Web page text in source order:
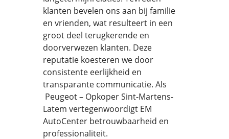
klanten bevelen ons aan bij familie
en vrienden, wat resulteert in een
groot deel terugkerende en
doorverwezen klanten. Deze
reputatie koesteren we door
consistente eerlijkheid en
transparante communicatie. Als
Peugeot – Opkoper Sint-Martens-
Latem vertegenwoordigt EM
AutoCenter betrouwbaarheid en
professionaliteit.